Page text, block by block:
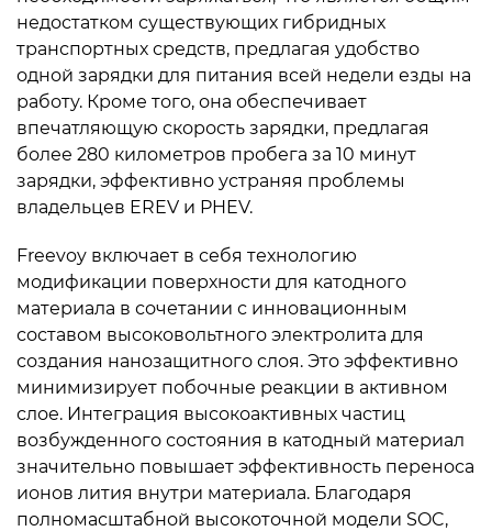
недостатком существующих гибридных
транспортных средств, предлагая удобство
одной зарядки для питания всей недели езды на
работу. Кроме того, она обеспечивает
впечатляющую скорость зарядки, предлагая
более 280 километров пробега за 10 минут
зарядки, эффективно устраняя проблемы
владельцев EREV и PHEV.
Freevoy включает в себя технологию
модификации поверхности для катодного
материала в сочетании с инновационным
составом высоковольтного электролита для
создания нанозащитного слоя. Это эффективно
минимизирует побочные реакции в активном
слое. Интеграция высокоактивных частиц
возбужденного состояния в катодный материал
значительно повышает эффективность переноса
ионов лития внутри материала. Благодаря
полномасштабной высокоточной модели SOC,